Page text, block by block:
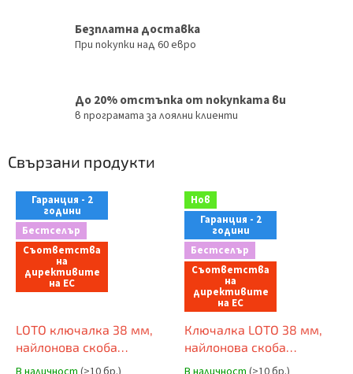
Безплатна доставка
При покупки над 60 евро
До 20% отстъпка от покупката ви
в програмата за лоялни клиенти
Свързани продукти
Гаранция - 2
години
Бестселър
Съответства
на
директивите
на ЕС
LOTO ключалка 38 мм,
найлонова скоба
(непроводяща) ⌀ 6 мм,
Нов
Гаранция - 2
години
Бестселър
Съответства
на
директивите
на ЕС
Ключалка LOTO 38 мм,
найлонова скоба
(непроводяща) ⌀ 6 мм,